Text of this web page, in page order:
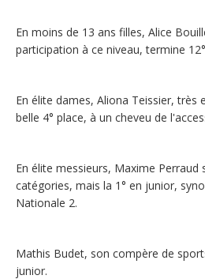
En moins de 13 ans filles, Alice
participation à ce niveau, termine
En élite dames, Aliona Teissier, très
belle 4° place, à un cheveu de
En élite messieurs, Maxime Perraud
catégories, mais la 1° en junior,
Nationale 2.
Mathis Budet, son compère de
junior.